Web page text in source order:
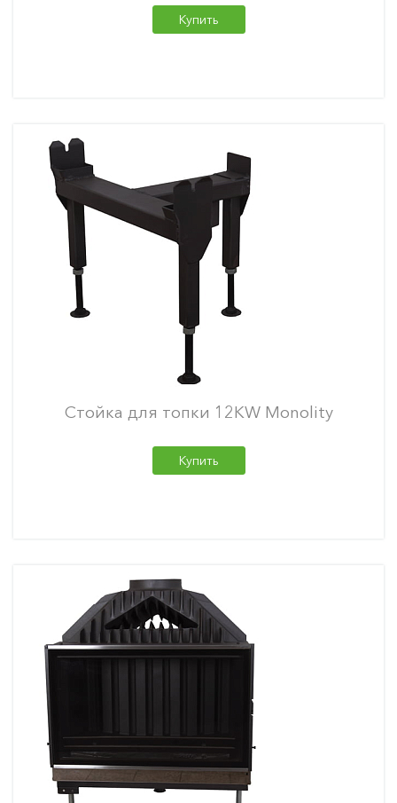
Купить
Стойка для топки 12KW Monolity
Купить